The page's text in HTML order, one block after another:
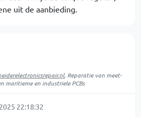
uit de aanbieding.
, Reparatie van meet-
maritieme en industriele PCBs
22:18:32